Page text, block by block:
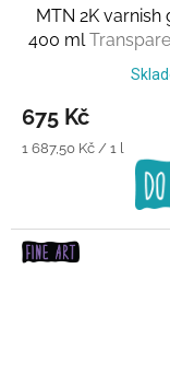
MTN 2K varnish
400 ml
675 Kč
Měrná
1 687,50 Kč / 1 l